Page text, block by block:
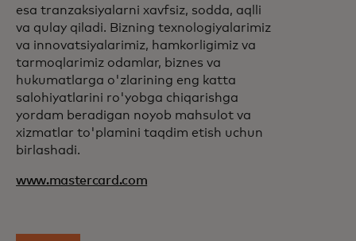
esa tranzaksiyalarni xavfsiz, sodda, aqlli
va qulay qiladi. Bizning texnologiyalarimiz
va innovatsiyalarimiz, hamkorligimiz va
tarmoqlarimiz odamlar, biznes va
hukumatlarga o'zlarining eng katta
salohiyatlarini ro'yobga chiqarishga
yordam beradigan noyob mahsulot va
xizmatlar to'plamini taqdim etish uchun
birlashadi.
www.mastercard.com